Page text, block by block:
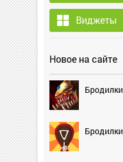
Виджеты
Новое на сайте
Бродилки
Бродилки